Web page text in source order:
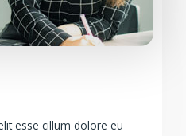
esse cillum dolore eu